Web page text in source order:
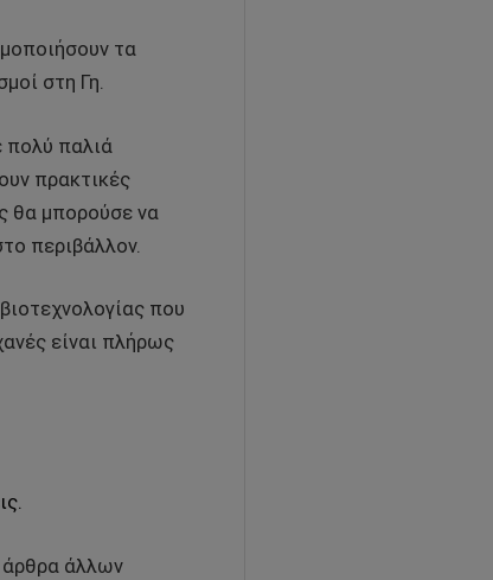
τα
στη Γη.
πολύ παλιά
πρακτικές
θα μπορούσε να
περιβάλλον.
που
είναι πλήρως
άρθρα άλλων